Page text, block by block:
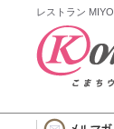
レストラン